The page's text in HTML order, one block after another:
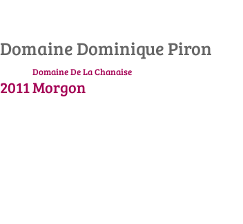
Domaine Dominique Piron
2011
Domaine De La Chanaise
Morgon